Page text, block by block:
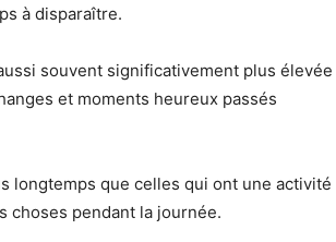
à disparaître.
souvent significativement plus élevée
et moments heureux passés
longtemps que celles qui ont une activité
choses pendant la journée.